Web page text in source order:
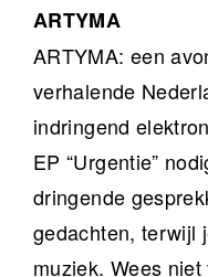
ARTYMA
ARTYMA: een
verhalende
indringend
EP “Urgentie”
dringende
gedachten, terwijl
muziek. Wees